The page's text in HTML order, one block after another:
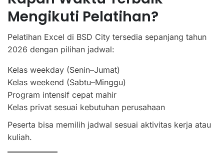
Mengikuti Pelatihan?
Pelatihan Excel di BSD City tersedia sepanjang tahun
2026 dengan pilihan jadwal:
Kelas weekday (Senin–Jumat)
Kelas weekend (Sabtu–Minggu)
Program intensif cepat mahir
Kelas privat sesuai kebutuhan perusahaan
Peserta bisa memilih jadwal sesuai aktivitas kerja atau
kuliah.